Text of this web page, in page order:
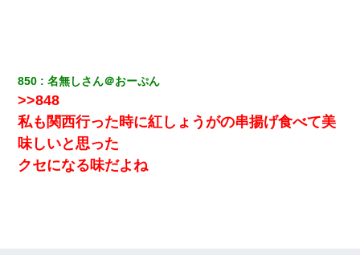
【まぬけ】夫「離婚だ！」私「わかった。で？」夫「慰謝料
だ！」私「いいけど弁護士通して。私も請求する」夫「」
【衝撃】婚約者「兄と結婚はするけど嫁入りするわけじゃない。
お互い干渉はしないようにしましょう」→ その後に結納金の話を
したので、母が・・・
850 名無しさん＠おーぷん
>>848
私も関西行った時に紅しょうがの串揚げ食べて美
味しいと思った
クセになる味だよね